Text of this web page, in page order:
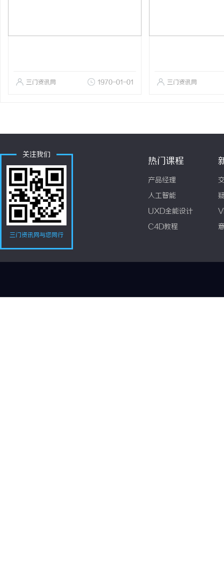
三门资讯网 1970-01-01 三门资讯网
关注我们
三门资讯网与您同行
热门课程
产品经理
人工智能
UXD全能设计
C4D教程